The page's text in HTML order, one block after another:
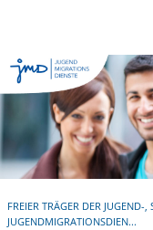
FREIER TRÄGER DER
JUGENDMIGRATIONSDIEN...